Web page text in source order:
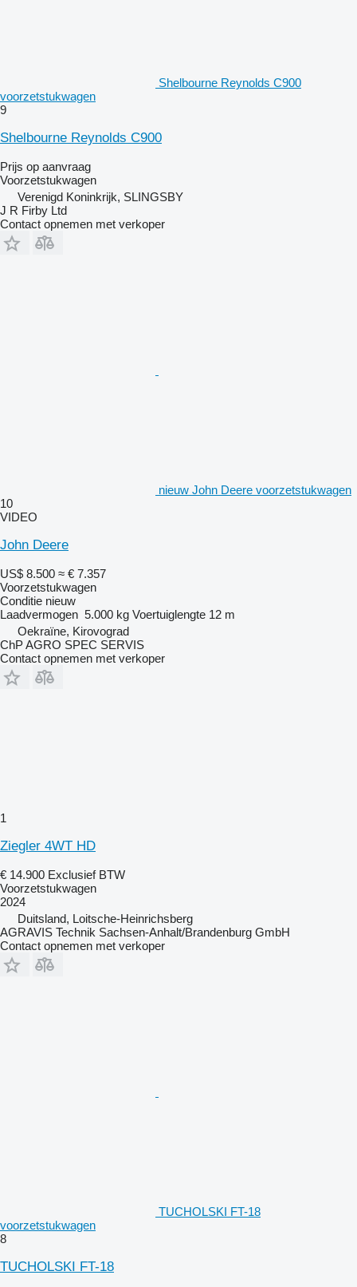
Shelbourne Reynolds C900
voorzetstukwagen
9
Shelbourne Reynolds C900
Prijs op aanvraag
Voorzetstukwagen
Verenigd Koninkrijk, SLINGSBY
J R Firby Ltd
Contact opnemen met verkoper
nieuw John Deere voorzetstukwagen
10
VIDEO
John Deere
US$ 8.500 ≈ € 7.357
Voorzetstukwagen
Conditie nieuw
Laadvermogen 5.000 kg Voertuiglengte 12 m
Oekraïne, Kirovograd
ChP AGRO SPEC SERVIS
Contact opnemen met verkoper
1
Ziegler 4WT HD
€ 14.900 Exclusief BTW
Voorzetstukwagen
2024
Duitsland, Loitsche-Heinrichsberg
AGRAVIS Technik Sachsen-Anhalt/Brandenburg GmbH
Contact opnemen met verkoper
TUCHOLSKI FT-18
voorzetstukwagen
8
TUCHOLSKI FT-18